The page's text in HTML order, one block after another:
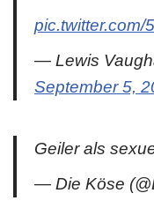
pic.twitter.com/
— Lewis
September 5,
Geiler als
— Die Köse